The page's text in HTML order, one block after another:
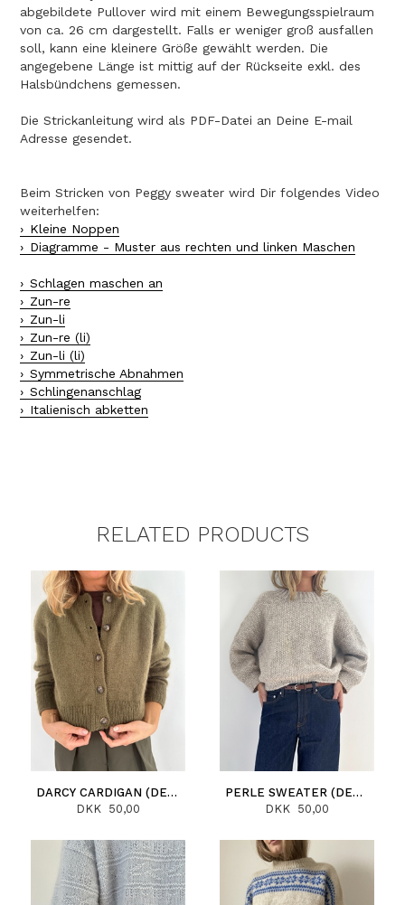
abgebildete Pullover wird mit einem Bewegungsspielraum
von ca. 26 cm dargestellt. Falls er weniger groß ausfallen
soll, kann eine kleinere Größe gewählt werden. Die
angegebene Länge ist mittig auf der Rückseite exkl. des
Halsbündchens gemessen.
Die Strickanleitung wird als PDF-Datei an Deine E-mail
Adresse gesendet.
Beim Stricken von Peggy sweater wird Dir folgendes Video
weiterhelfen:
Kleine Noppen
Diagramme - Muster aus rechten und linken Maschen
Schlagen maschen an
Zun-re
Zun-li
Zun-re (li)
Zun-li (li)
Symmetrische Abnahmen
Schlingenanschlag
Italienisch abketten
RELATED PRODUCTS
DARCY CARDIGAN (DEUTSCH)
DKK 50,00
PERLE SWEATER (DEUTSCH)
DKK 50,00